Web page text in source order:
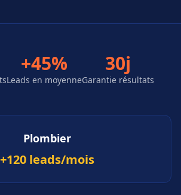
+45%
Leads en moyenne
30j
Garantie résultats
Plombier
+120 leads/mois